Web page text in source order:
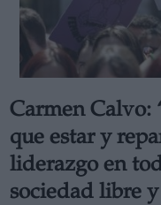
Carmen Calvo:
que estar y
liderazgo en
sociedad libre